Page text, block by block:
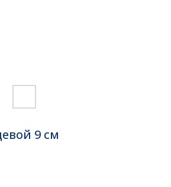
9 см